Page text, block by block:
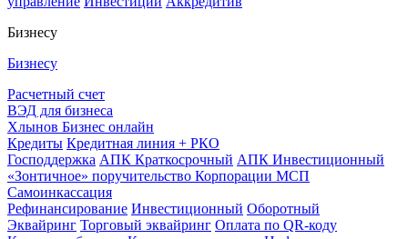
Бизнесу
Бизнесу
Расчетный счет
ВЭД для бизнеса
Хлынов Бизнес онлайн
Кредиты Кредитная линия + РКО
Господдержка АПК Краткосрочный АПК Инвестиционный
«Зонтичное» поручительство Корпорации МСП
Самоинкассация
Рефинансирование Инвестиционный Оборотный
Эквайринг Торговый эквайринг Оплата по QR-коду